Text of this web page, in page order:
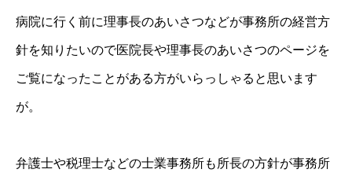
病院に行く前に理事長のあいさつなどが事務所の経営方
針を知りたいので医院長や理事長のあいさつのページを
ご覧になったことがある方がいらっしゃると思います
が。
弁護士や税理士などの士業事務所も所長の方針が事務所